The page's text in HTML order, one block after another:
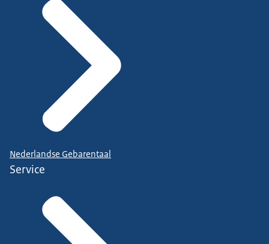
Nederlandse Gebarentaal
Service